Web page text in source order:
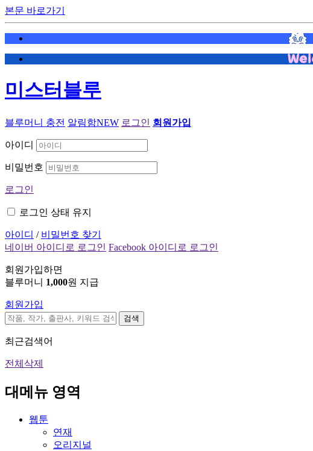
본문 바로가기
미스터블루
블루머니 충전 알림함NEW 로그인 회원가입
아이디
비밀번호
로그인
로그인 상태 유지
아이디 / 비밀번호 찾기
네이버 아이디로 로그인 Facebook 아이디로 로그인
회원가입하면
블루머니 1,000원 지급
회원가입
검색
최근검색어
전체삭제
대메뉴 영역
웹툰
연재
오리지널